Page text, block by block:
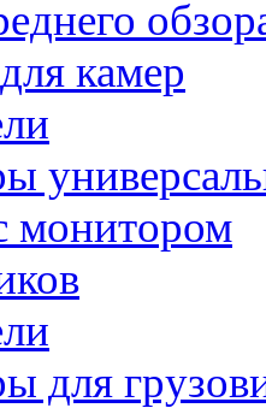
камер
монитором
для